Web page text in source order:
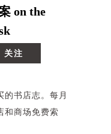
on the
关注
的书店志。每月
和商场免费索